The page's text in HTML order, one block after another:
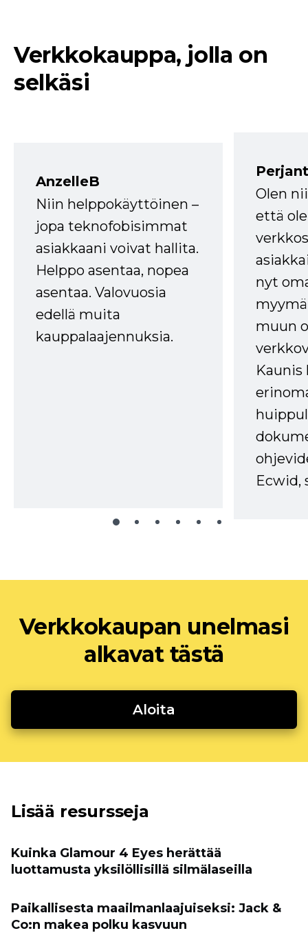
Verkkokauppa, jolla on
selkäsi
AnzelleB
Niin helppokäyttöinen –
jopa teknofobisimmat
asiakkaani voivat hallita.
Helppo asentaa, nopea
asentaa. Valovuosia
edellä muita
kauppalaajennuksia.
Olen
että
nyt
muun
Kaunis
Ecwid,
Verkkokaupan unelmasi
alkavat tästä
Aloita
Lisää resursseja
Kuinka Glamour 4 Eyes herättää
luottamusta yksilöllisillä silmälaseilla
Paikallisesta maailmanlaajuiseksi: Jack &
Co:n makea polku kasvuun